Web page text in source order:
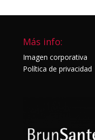
Más info:
Imagen corporativa
Política de privacidad